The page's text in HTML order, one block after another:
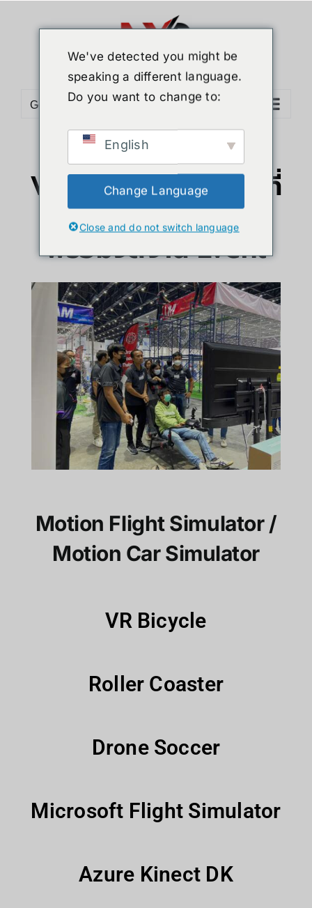
Go to...
บริการเช่ายืมอุปกรณ์
VR และอุปกรณ์ต่างๆที่
เกี่ยวข้อง
พร้อมจัดงาน Event
Motion Flight Simulator /
Motion Car Simulator
VR Bicycle
Roller Coaster
Drone Soccer
Microsoft Flight Simulator
Azure Kinect DK
We've detected you might be
speaking a different language.
Do you want to change to:
English
Change Language
Close and do not switch language